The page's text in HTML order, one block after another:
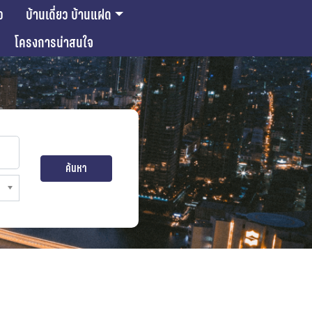
บ้านเดี่ยว บ้านแฝด
โครงการน่าสนใจ
ค้นหา